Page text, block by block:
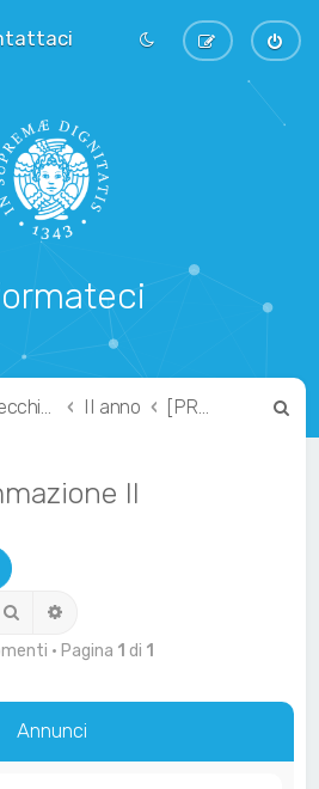
Vecchio Ordinamento II anno [PR2] Programmazione II
II
Cerca
• Pagina 1 di 1
Annunci